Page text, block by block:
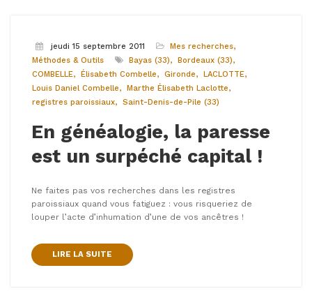
jeudi 15 septembre 2011
Mes recherches
Méthodes & Outils
Bayas (33)
Bordeaux (33)
COMBELLE
Élisabeth Combelle Gironde
LACLOTTE
Louis Daniel Combelle
Marthe Élisabeth Laclotte
registres paroissiaux
Saint-Denis-de-Pile (33)
En généalogie, la paresse
est un surpéché capital !
Ne faites pas vos recherches dans les registres
paroissiaux quand vous fatiguez : vous risqueriez de
louper l’acte d’inhumation d’une de vos ancêtres !
LIRE LA SUITE